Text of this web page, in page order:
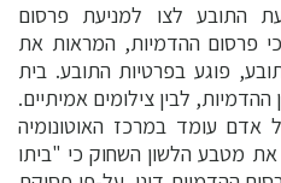
התובע לצו למניעת פרסום
פרסום ההדמיות, המראות את
פוגע בפרטיות התובע. בית
לבין צילומים אמיתיים.
עומד במרכז האוטונומיה
מטבע הלשון השחוק כי "ביתו